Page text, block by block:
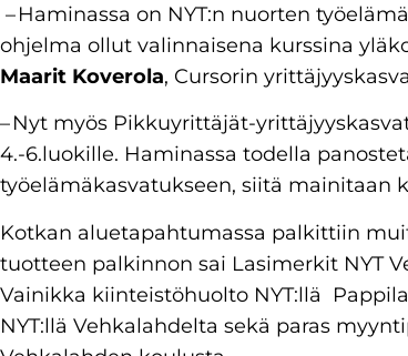
– Haminassa on NYT:n nuorten
ohjelma ollut valinnaisena kurssina
Maarit Koverola, Cursorin
– Nyt myös Pikkuyrittäjät-
4.-6.luokille. Haminassa todella
työelämäkasvatukseen, siitä mainitaan
Kotkan aluetapahtumassa palkittiin
tuotteen palkinnon sai Lasimerkit NYT
Vainikka kiinteistöhuolto NYT:llä
NYT:llä Vehkalahdelta sekä paras